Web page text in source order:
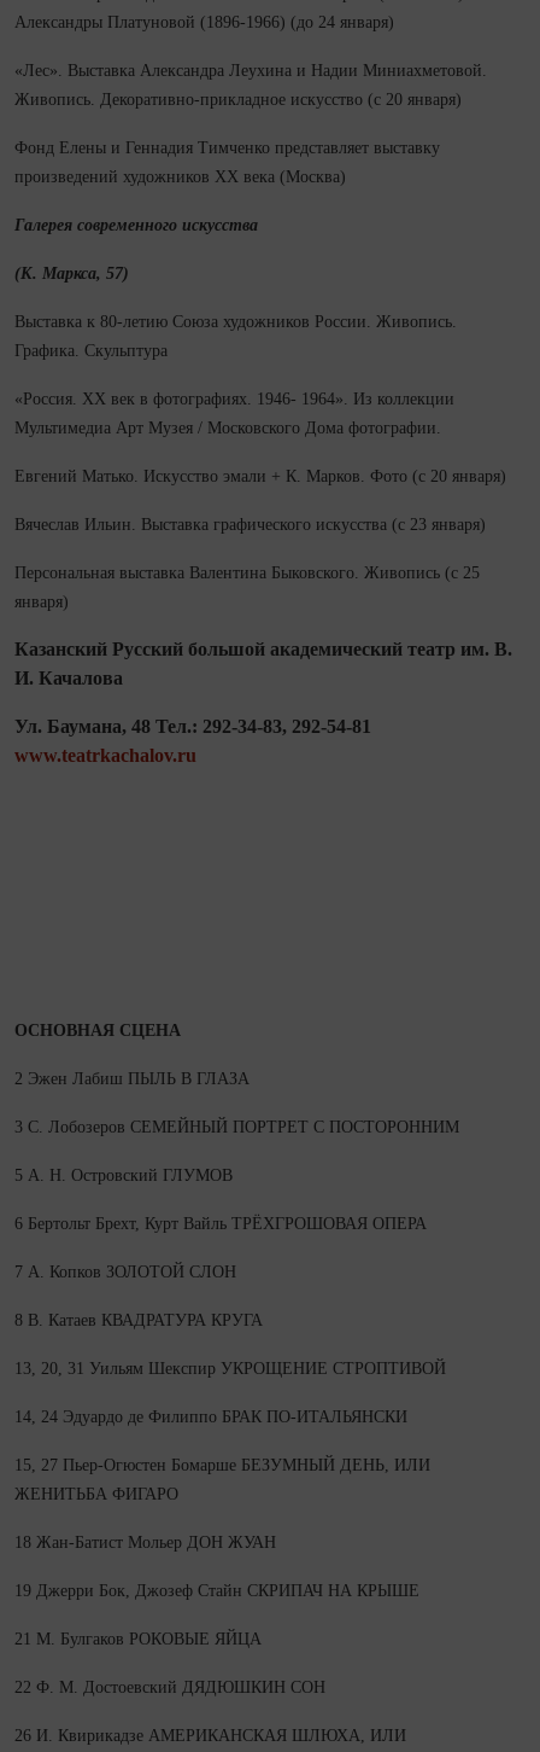
Александры Платуновой (1896-1966) (до 24 января)
«Лес». Выставка Александра Леухина и Надии Миниахметовой.
Живопись. Декоративно‑прикладное искусство (с 20 января)
Фонд Елены и Геннадия Тимченко представляет выставку
произведений художников XX века (Москва)
Галерея современного искусства
(К. Маркса, 57)
Выставка к 80‑летию Союза художников России. Живопись.
Графика. Скульптура
«Россия. ХХ век в фотографиях. 1946- 1964». Из коллекции
Мультимедиа Арт Музея / Московского Дома фотографии.
Евгений Матько. Искусство эмали + К. Марков. Фото (с 20 января)
Вячеслав Ильин. Выставка графического искусства (с 23 января)
Персональная выставка Валентина Быковского. Живопись (с 25
января)
Казанский Русский большой академический театр им. В.
И. Качалова
Ул. Баумана, 48 Тел.: 292-34-83, 292-54-81
www.teatrkachalov.ru
ОСНОВНАЯ СЦЕНА
2 Эжен Лабиш ПЫЛЬ В ГЛАЗА
3 С. Лобозеров СЕМЕЙНЫЙ ПОРТРЕТ С ПОСТОРОННИМ
5 А. Н. Островский ГЛУМОВ
6 Бертольт Брехт, Курт Вайль ТРЁХГРОШОВАЯ ОПЕРА
7 А. Копков ЗОЛОТОЙ СЛОН
8 В. Катаев КВАДРАТУРА КРУГА
13, 20, 31 Уильям Шекспир УКРОЩЕНИЕ СТРОПТИВОЙ
14, 24 Эдуардо де Филиппо БРАК ПО‑ИТАЛЬЯНСКИ
15, 27 Пьер-Огюстен Бомарше БЕЗУМНЫЙ ДЕНЬ, ИЛИ
ЖЕНИТЬБА ФИГАРО
18 Жан-Батист Мольер ДОН ЖУАН
19 Джерри Бок, Джозеф Стайн СКРИПАЧ НА КРЫШЕ
21 М. Булгаков РОКОВЫЕ ЯЙЦА
22 Ф. М. Достоевский ДЯДЮШКИН СОН
26 И. Квирикадзе АМЕРИКАНСКАЯ ШЛЮХА, ИЛИ